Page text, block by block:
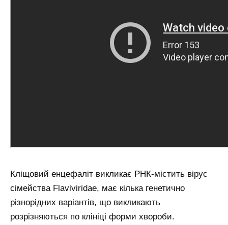
Кліщовий енцефаліт викликає РНК-містить вірус
сімейства Flaviviridae, має кілька генетично
різнорідних варіантів, що викликають
розрізняються по клініці форми хвороби.